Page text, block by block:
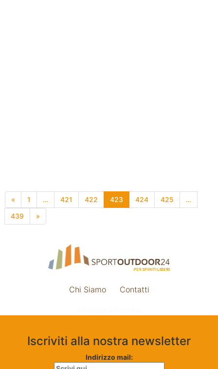
« 1 … 421 422 423 424 425
…
439
»
Chi Siamo Contatti
Iscriviti alla nostra newsletter
Indirizzo mail: